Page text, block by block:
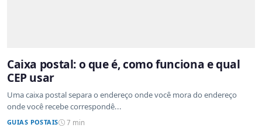
Caixa postal: o que é, como funciona e qual
CEP usar
Uma caixa postal separa o endereço onde você mora do endereço
onde você recebe correspondê...
GUIAS POSTAIS 7 min